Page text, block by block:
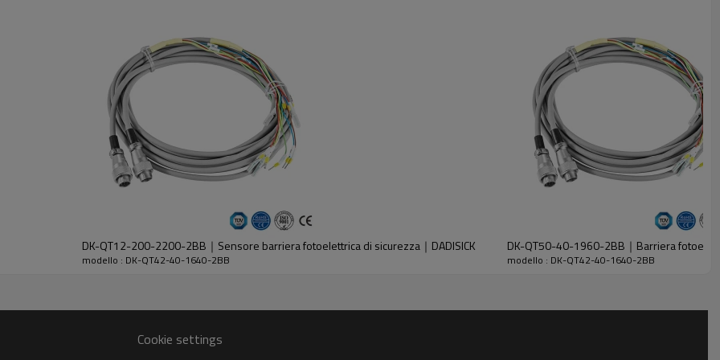
dell'emettitore e del ricevitore.
DK-QT12-200-2200-2BB｜Sensore barriera fotoelettrica di sicurezza｜DADISICK
modello : DK-QT42-40-1640-2BB
DK-QT50-40-1960-2BB｜Barriera
modello : DK-QT42-40-1640-2BB
Cookie settings